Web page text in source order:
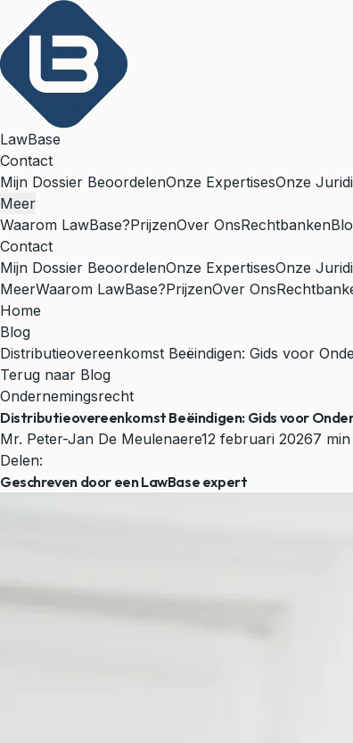
LawBase
Contact
Mijn Dossier BeoordelenOnze ExpertisesOnze
Meer
Waarom LawBase?PrijzenOver OnsRechtbanken
Contact
Mijn Dossier BeoordelenOnze ExpertisesOnze
MeerWaarom LawBase?PrijzenOver Ons
Home
Blog
Distributieovereenkomst Beëindigen: Gids voor
Terug naar Blog
Ondernemingsrecht
Distributieovereenkomst Beëindigen: Gids voor
Mr. Peter-Jan De Meulenaere12 februari 20267
Delen:
Geschreven door een LawBase expert